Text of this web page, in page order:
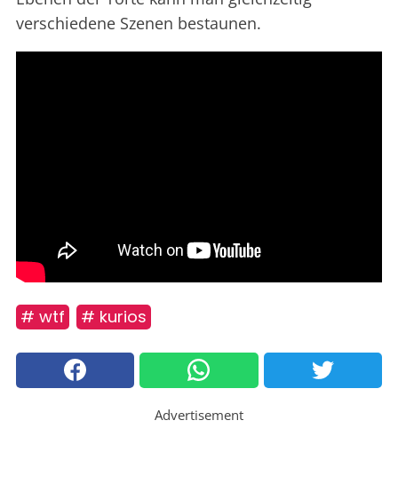
verschiedene Szenen bestaunen.
# wtf # kurios
Advertisement